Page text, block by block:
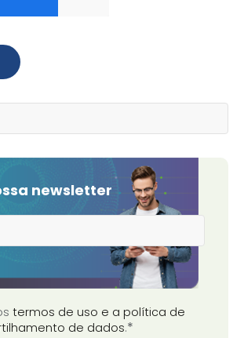
newsletter
termos de uso e a política de
de dados.*